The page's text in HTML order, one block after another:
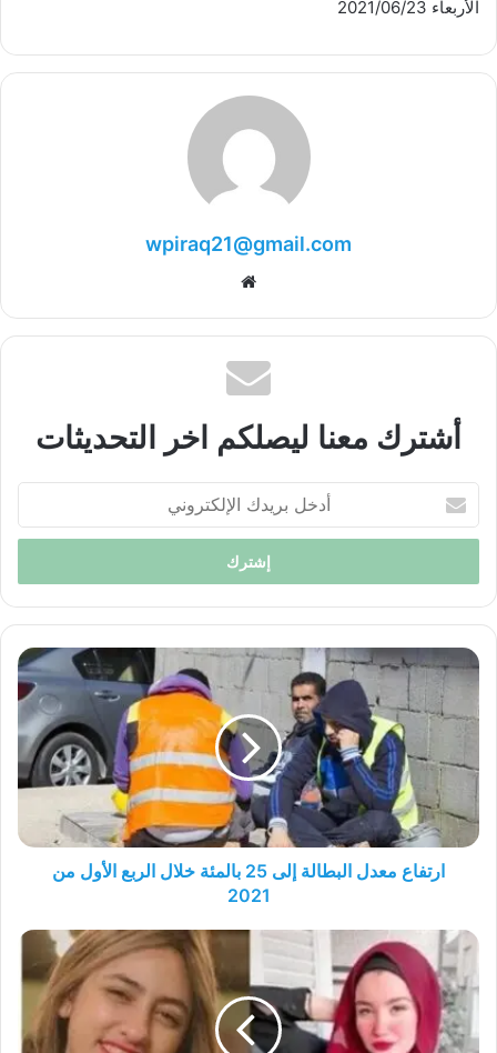
الأربعاء 2021/06/23
wpiraq21@gmail.com
أشترك معنا ليصلكم اخر التحديثات
بريدك
الإلكتروني
ارتفاع
معدل
البطالة
إلى
بالمئة
خلال
الربع
الأول
ارتفاع معدل البطالة إلى 25 بالمئة خلال الربع الأول من
2021
فتيات
“التيك
توك”
عن